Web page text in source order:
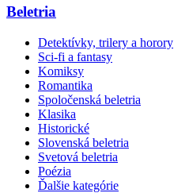
Beletria
Detektívky, trilery a horory
Sci-fi a fantasy
Komiksy
Romantika
Spoločenská beletria
Klasika
Historické
Slovenská beletria
Svetová beletria
Poézia
Ďalšie kategórie